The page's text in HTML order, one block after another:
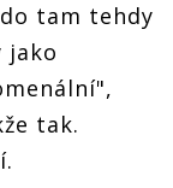
tam tehdy
jako
tak.